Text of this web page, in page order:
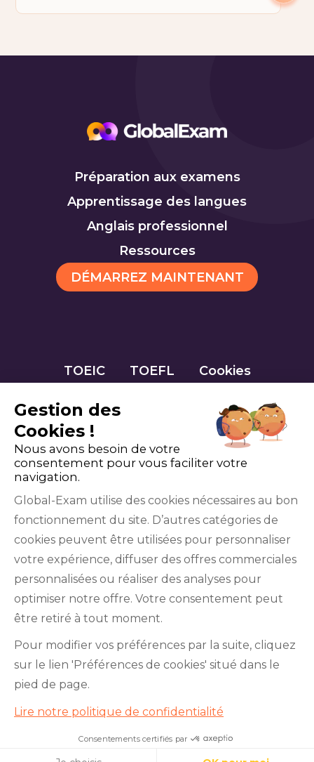
Je teste mon niveau en 10
Préparation aux examens
Apprentissage des langues
Anglais professionnel
Ressources
DÉMARREZ MAINTENANT
TOEIC TOEFL Cookies
YouTube
institutions qui gèrent les examens officiels du
BRIGHT English, de l’IELTS, du TOEFL ITP®, des
Cambridge B2 First et C1 Advanced, du TOEIC
Bridge™, du HSK®, du BRIGHT Español, du DELE,
Gestion des
Cookies !
Nous avons besoin de votre
consentement pour vous faciliter votre
navigation.
Global-Exam utilise des cookies nécessaires au bon
fonctionnement du site. D’autres catégories de
cookies peuvent être utilisées pour personnaliser
votre expérience, diffuser des offres commerciales
personnalisées ou réaliser des analyses pour
optimiser notre offre. Votre consentement peut
être retiré à tout moment.
Pour modifier vos préférences par la suite, cliquez
sur le lien 'Préférences de cookies' situé dans le
pied de page.
Lire notre politique de confidentialité
Consentements certifiés par
Cookies